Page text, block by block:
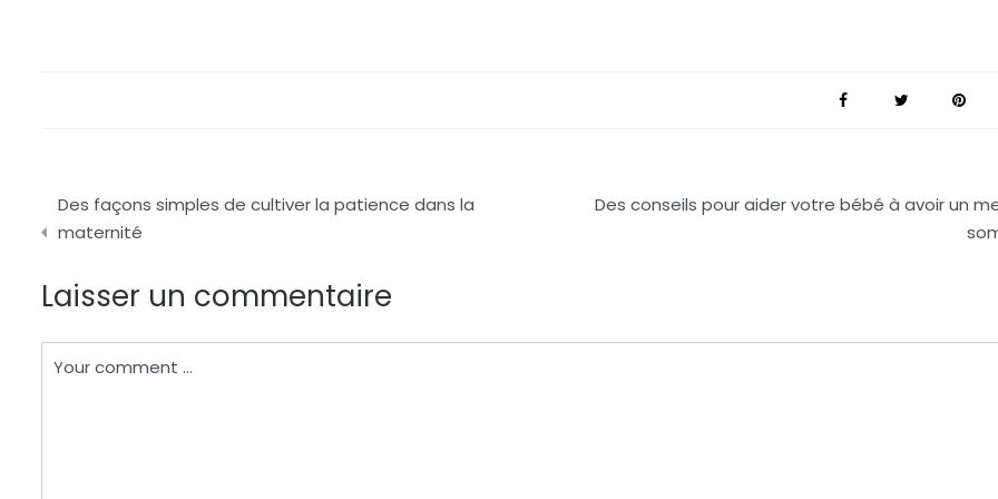
Navigation
de
l’article
Des façons simples de cultiver la patience dans la
maternité
Des conseils pour aider votre bébé à avoir un
Laisser un commentaire